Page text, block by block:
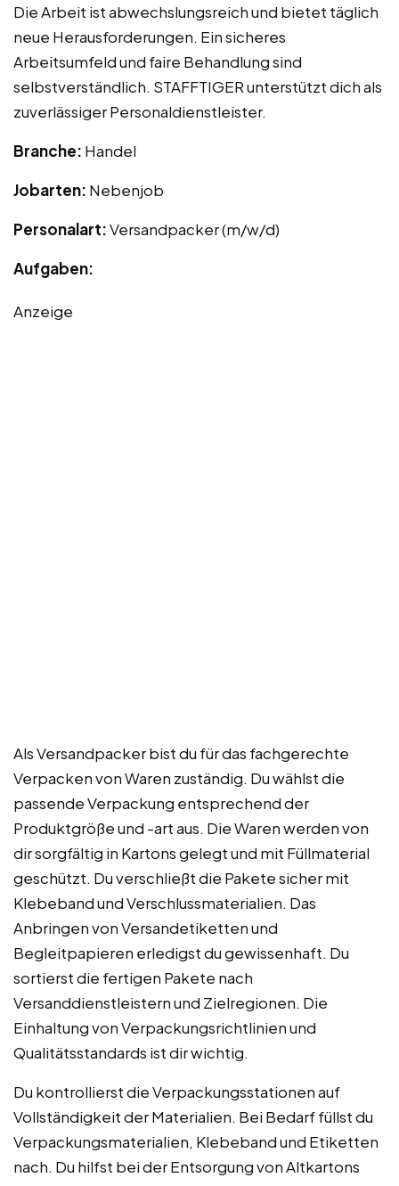
Die Arbeit ist abwechslungsreich und bietet täglich
neue Herausforderungen. Ein sicheres
Arbeitsumfeld und faire Behandlung sind
selbstverständlich. STAFFTIGER unterstützt dich als
zuverlässiger Personaldienstleister.
Branche: Handel
Jobarten: Nebenjob
Personalart:Versandpacker (m/w/d)
Aufgaben:
Anzeige
Als Versandpacker bist du für das fachgerechte
Verpacken von Waren zuständig. Du wählst die
passende Verpackung entsprechend der
Produktgröße und -art aus. Die Waren werden von
dir sorgfältig in Kartons gelegt und mit Füllmaterial
geschützt. Du verschließt die Pakete sicher mit
Klebeband und Verschlussmaterialien. Das
Anbringen von Versandetiketten und
Begleitpapieren erledigst du gewissenhaft. Du
sortierst die fertigen Pakete nach
Versanddienstleistern und Zielregionen. Die
Einhaltung von Verpackungsrichtlinien und
Qualitätsstandards ist dir wichtig.
Du kontrollierst die Verpackungsstationen auf
Vollständigkeit der Materialien. Bei Bedarf füllst du
Verpackungsmaterialien, Klebeband und Etiketten
nach. Du hilfst bei der Entsorgung von Altkartons